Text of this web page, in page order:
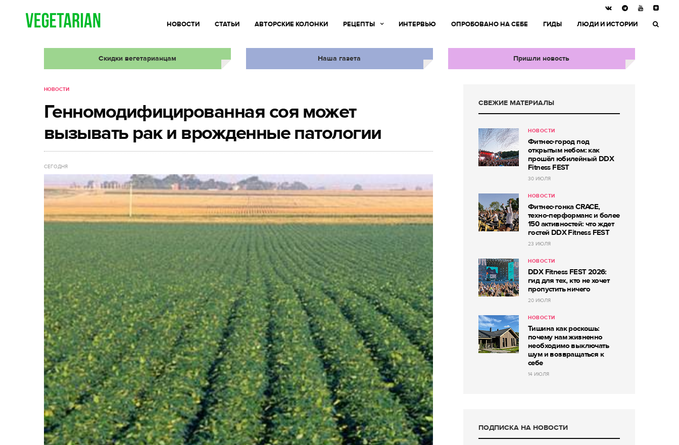
НОВОСТИ СТАТЬИ АВТОРСКИЕ КОЛОНКИ РЕЦЕПТЫ ИНТЕРВЬЮ ОПРОБОВАНО НА СЕБЕ ГИДЫ ЛЮДИ И ИСТОРИИ
Скидки вегетарианцам Наша газета Пришли новость
НОВОСТИ
Генномодифицированная соя может
вызывать рак и врожденные патологии
СЕГОДНЯ
СВЕЖИЕ МАТЕРИАЛЫ
НОВОСТИ
Фитнес-город под
открытым небом: как
прошёл юбилейный DDX
Fitness FEST
30 ИЮЛЯ
НОВОСТИ
Фитнес-гонка CRACE,
техно-перформанс и более
150 активностей: что ждет
гостей DDX Fitness FEST
23 ИЮЛЯ
НОВОСТИ
DDX Fitness FEST 2026:
гид для тех, кто не хочет
пропустить ничего
20 ИЮЛЯ
НОВОСТИ
Тишина как роскошь:
почему нам жизненно
необходимо выключать
шум и возвращаться к
себе
14 ИЮЛЯ
ПОДПИСКА НА НОВОСТИ